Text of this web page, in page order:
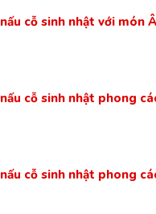
nấu cỗ sinh nhật với món
nấu cỗ sinh nhật phong
nấu cỗ sinh nhật phong